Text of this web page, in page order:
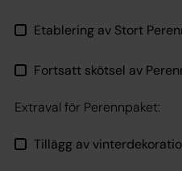
Etablering av Stort
Fortsatt skötsel av
Extraval för Perennpaket:
Tillägg av